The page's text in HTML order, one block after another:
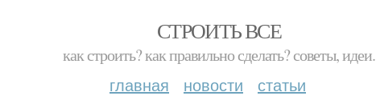
СТРОИТЬ ВСЕ
как строить? как правильно сделать? советы, идеи.
главная новости статьи